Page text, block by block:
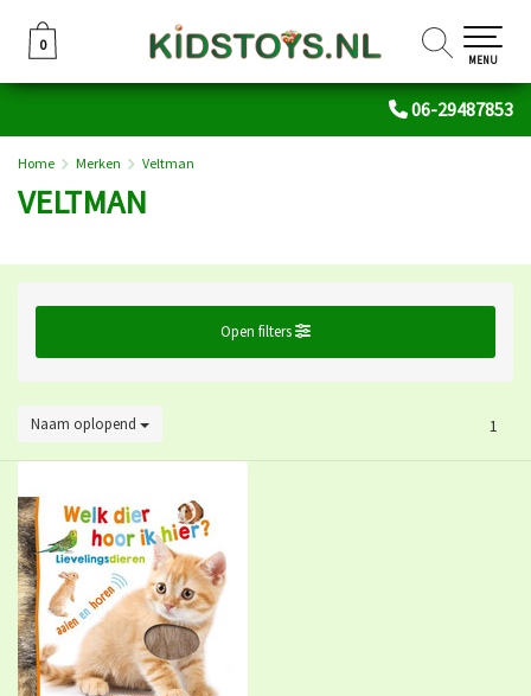
06-29487853
0
0
MENU
Home Merken Veltman
VELTMAN
Open filters
Naam oplopend 1